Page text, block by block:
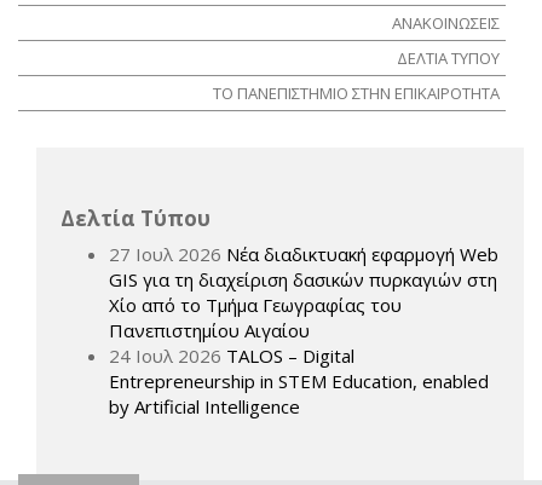
ΑΝΑΚΟΙΝΩΣΕΙΣ
ΔΕΛΤΙΑ ΤΥΠΟΥ
ΤΟ ΠΑΝΕΠΙΣΤΗΜΙΟ ΣΤΗΝ ΕΠΙΚΑΙΡΟΤΗΤΑ
Δελτία Τύπου
27 Ιουλ 2026 Νέα διαδικτυακή εφαρμογή Web
GIS για τη διαχείριση δασικών πυρκαγιών στη
Χίο από το Τμήμα Γεωγραφίας του
Πανεπιστημίου Αιγαίου
24 Ιουλ 2026 TALOS – Digital
Entrepreneurship in STEM Education, enabled
by Artificial Intelligence